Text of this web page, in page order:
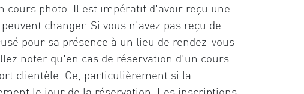
cours photo. Il est impératif d'avoir reçu une
changer. Si vous n'avez pas reçu de
pour sa présence à un lieu de rendez-vous
noter qu'en cas de réservation d'un cours
clientèle. Ce, particulièrement si la